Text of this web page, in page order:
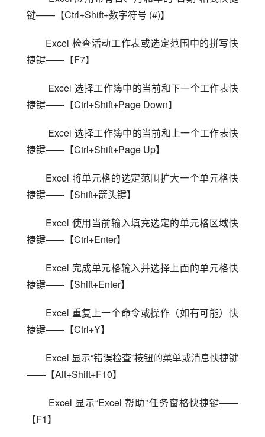
键——【Ctrl+Shift+数字符号 (#)】
Excel 检查活动工作表或选定范围中的拼写快
捷键——【F7】
捷键——【Ctrl+Shift+Page Down】
捷键——【Ctrl+Shift+Page Up】
Excel 将单元格的选定范围扩大一个单元格快
捷键——【Shift+箭头键】
Excel 使用当前输入填充选定的单元格区域快
捷键——【Ctrl+Enter】
Excel 完成单元格输入并选择上面的单元格快
捷键——【Shift+Enter】
Excel 重复上一个命令或操作（如有可能）快
捷键——【Ctrl+Y】
Excel 显示“错误检查”按钮的菜单或消息快捷键
——【Alt+Shift+F10】
【F1】